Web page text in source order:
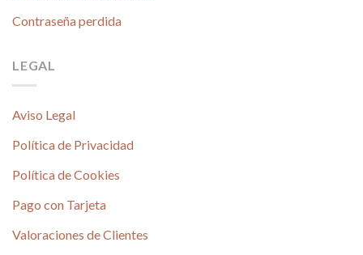
Contraseña perdida
LEGAL
Aviso Legal
Política de Privacidad
Política de Cookies
Pago con Tarjeta
Valoraciones de Clientes